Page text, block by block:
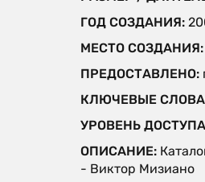
ГОД СОЗДАНИЯ:
МЕСТО СОЗДАНИЯ:
ПРЕДОСТАВЛЕНО:
КЛЮЧЕВЫЕ
УРОВЕНЬ
ОПИСАНИЕ:
- Виктор Мизиано